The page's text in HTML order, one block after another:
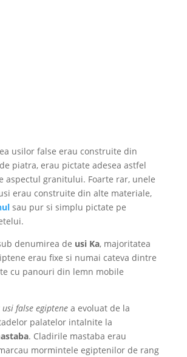
usilor false erau construite din
piatra, erau pictate adesea astfel
aspectul granitului. Foarte rar, unele
erau construite din alte materiale,
sau pur si simplu pictate pe
denumirea de usi Ka, majoritatea
erau fixe si numai cateva dintre
cu panouri din lemn mobile
usi false egiptenea evoluat de la
palatelor intalnite la
. Cladirile mastaba erau
mormintele egiptenilor de rang